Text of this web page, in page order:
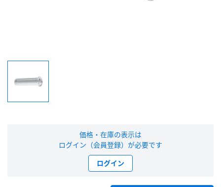
価格・在庫の表示は
ログイン（会員登録）が必要です
ログイン
※メールアドレスを忘れた方は、 お問い合わせページよりお問い合わせくださ